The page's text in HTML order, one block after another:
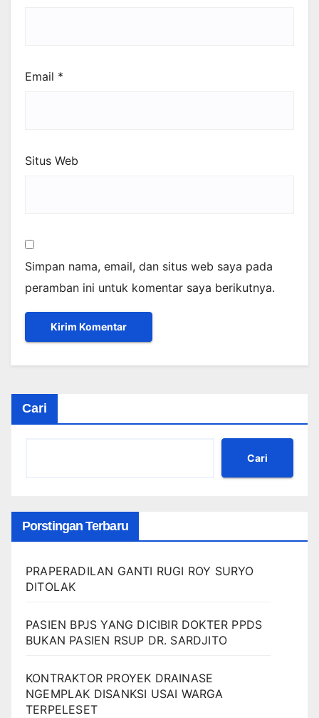
Email *
Situs Web
Simpan nama, email, dan situs web saya pada
peramban ini untuk komentar saya berikutnya.
Cari
Cari
Porstingan Terbaru
PRAPERADILAN GANTI RUGI ROY SURYO
DITOLAK
PASIEN BPJS YANG DICIBIR DOKTER PPDS
BUKAN PASIEN RSUP DR. SARDJITO
KONTRAKTOR PROYEK DRAINASE
NGEMPLAK DISANKSI USAI WARGA
TERPELESET